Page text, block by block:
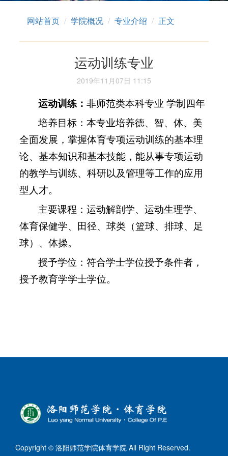
网站首页 学院概况 专业介绍 正文
运动训练专业
2019年11月07日 11:15
运动训练：非师范类本科专业 学制四年
培养目标：本专业培养德、智、体、美
全面发展，掌握体育专项运动训练的基本理
论、基本知识和基本技能，能从事专项运动
的教学与训练、科研以及管理等工作的应用
型人才。
主要课程：运动解剖学、运动生理学、
体育保健学、田径、球类（篮球、排球、足
球）、体操。
授予学位：符合学士学位授予条件者，
授予教育学学士学位。
Copyright © 洛阳师范学院体育学院 All Right Reserved.